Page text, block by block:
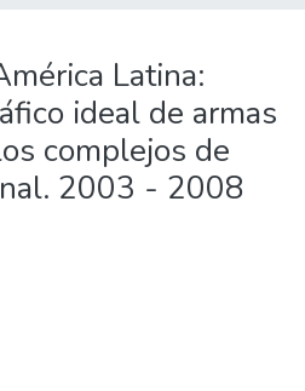
Latina:
ideal de armas
complejos de
2003 - 2008